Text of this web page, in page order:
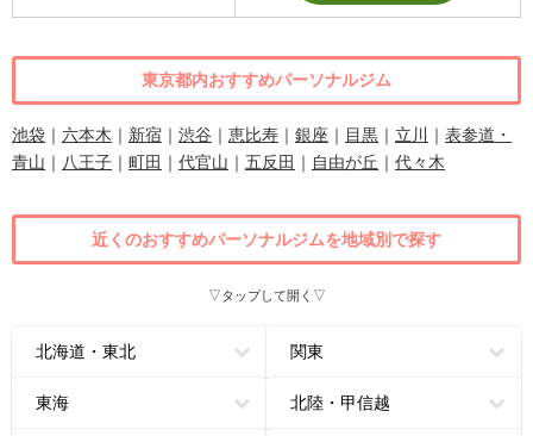
東京都内おすすめパーソナルジム
池袋 六本木 新宿 渋谷 恵比寿 銀座 目黒 立川
表参道・
青山
八王子 町田 代官山 五反田 自由が丘 代々木
近くのおすすめパーソナルジムを地域別で探す
▽タップして開く▽
北海道・東北 関東
東海 北陸・甲信越